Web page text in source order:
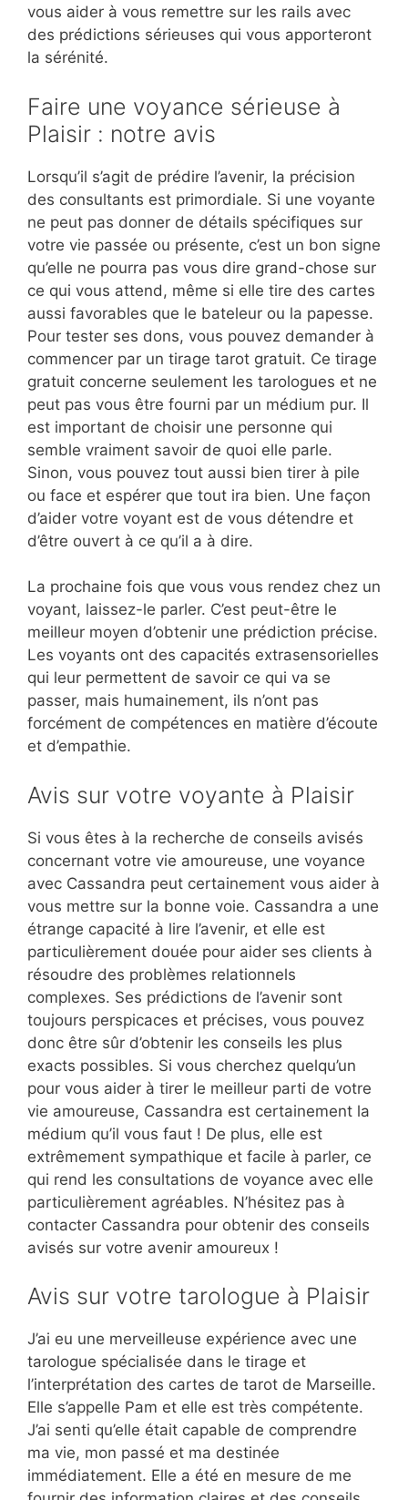
vous aider à vous remettre sur les rails avec
des prédictions sérieuses qui vous apporteront
la sérénité.
Faire une voyance sérieuse à
Plaisir : notre avis
Lorsqu’il s’agit de prédire l’avenir, la précision
des consultants est primordiale. Si une voyante
ne peut pas donner de détails spécifiques sur
votre vie passée ou présente, c’est un bon signe
qu’elle ne pourra pas vous dire grand-chose sur
ce qui vous attend, même si elle tire des cartes
aussi favorables que le bateleur ou la papesse.
Pour tester ses dons, vous pouvez demander à
commencer par un tirage tarot gratuit. Ce tirage
gratuit concerne seulement les tarologues et ne
peut pas vous être fourni par un médium pur. Il
est important de choisir une personne qui
semble vraiment savoir de quoi elle parle.
Sinon, vous pouvez tout aussi bien tirer à pile
ou face et espérer que tout ira bien. Une façon
d’aider votre voyant est de vous détendre et
d’être ouvert à ce qu’il a à dire.
La prochaine fois que vous vous rendez chez un
voyant, laissez-le parler. C’est peut-être le
meilleur moyen d’obtenir une prédiction précise.
Les voyants ont des capacités extrasensorielles
qui leur permettent de savoir ce qui va se
passer, mais humainement, ils n’ont pas
forcément de compétences en matière d’écoute
et d’empathie.
Avis sur votre voyante à Plaisir
Si vous êtes à la recherche de conseils avisés
concernant votre vie amoureuse, une voyance
avec Cassandra peut certainement vous aider à
vous mettre sur la bonne voie. Cassandra a une
étrange capacité à lire l’avenir, et elle est
particulièrement douée pour aider ses clients à
résoudre des problèmes relationnels
complexes. Ses prédictions de l’avenir sont
toujours perspicaces et précises, vous pouvez
donc être sûr d’obtenir les conseils les plus
exacts possibles. Si vous cherchez quelqu’un
pour vous aider à tirer le meilleur parti de votre
vie amoureuse, Cassandra est certainement la
médium qu’il vous faut ! De plus, elle est
extrêmement sympathique et facile à parler, ce
qui rend les consultations de voyance avec elle
particulièrement agréables. N’hésitez pas à
contacter Cassandra pour obtenir des conseils
avisés sur votre avenir amoureux !
Avis sur votre tarologue à Plaisir
J’ai eu une merveilleuse expérience avec une
tarologue spécialisée dans le tirage et
l’interprétation des cartes de tarot de Marseille.
Elle s’appelle Pam et elle est très compétente.
J’ai senti qu’elle était capable de comprendre
ma vie, mon passé et ma destinée
immédiatement. Elle a été en mesure de me